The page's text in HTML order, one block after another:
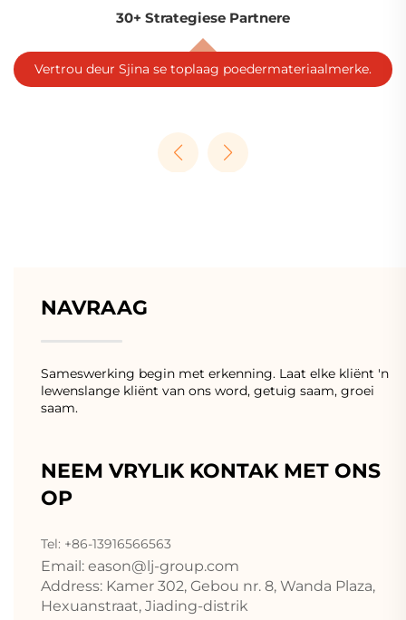
Wêreldwye bereik
Dien 100+ lande, 30+ bedrywe & 5,000+ kliënte.
NAVRAAG
Sameswerking begin met erkenning. Laat elke kliënt 'n
lewenslange kliënt van ons word, getuig saam, groei
saam.
NEEM VRYLIK KONTAK MET ONS
OP
Tel: +86-13916566563
Email: eason@lj-group.com
Address: Kamer 302, Gebou nr. 8, Wanda Plaza,
Hexuanstraat, Jiading-distrik